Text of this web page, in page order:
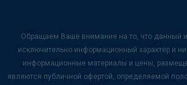
Обращаем Ваше внимание на то, что данный
исключительно информационный характер и
информационные материалы и цены,
являются публичной офертой, определяемой